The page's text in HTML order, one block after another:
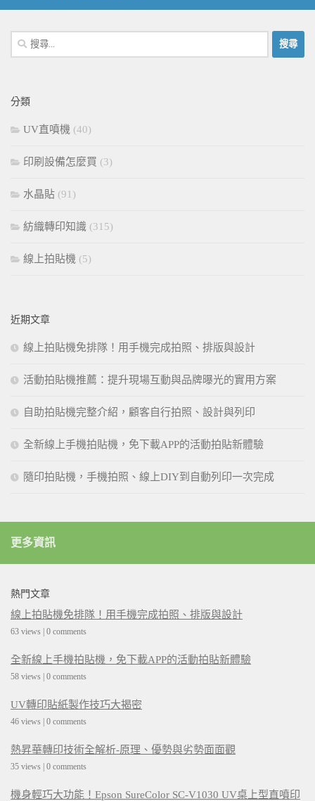
搜
尋
字:
分類
UV直噴機 (40)
印刷設備怎麼買 (3)
水晶貼 (91)
紡織轉印知識 (315)
線上拍貼機 (5)
近期文章
線上拍貼機免排隊！用手機完成拍照、排版與設計
活動拍貼機推薦：提升現場互動與品牌曝光的實用方案
自助拍貼機完整介紹，顧客自行拍照、設計與列印
全新線上手機拍貼機，免下載APP的活動拍貼新體驗
隨印拍貼機，手機拍照、線上DIY到自動列印一次完成
更多資訊
熱門文章
線上拍貼機免排隊！用手機完成拍照、排版與設計
63 views | 0 comments
全新線上手機拍貼機，免下載APP的活動拍貼新體驗
58 views | 0 comments
UV轉印貼紙製作技巧大揭密
46 views | 0 comments
熱昇華轉印技術全解析-原理、優勢與劣勢面面觀
35 views | 0 comments
機身輕巧大功能！Epson SureColor SC-V1030 UV桌上型直噴印